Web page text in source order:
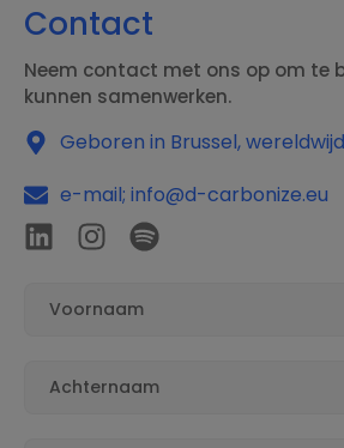
Contact
Neem contact met ons op om te
kunnen samenwerken.
Geboren in Brussel,
e-mail; info@d-carbonize.eu